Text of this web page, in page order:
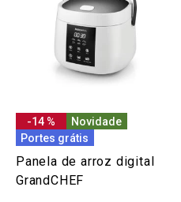
-14 %
Novidade
Portes grátis
Panela de arroz digital
GrandCHEF